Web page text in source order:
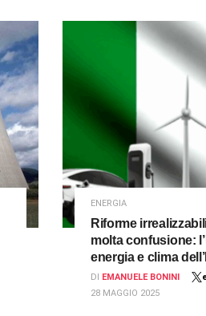
ENERGIA
Riforme
molta confusione:
energia e clima
DI EMANUELE BONINI
28 MAGGIO 2025